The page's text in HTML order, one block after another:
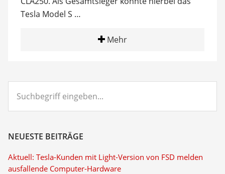
Tesla Model S …
Mehr
eingeben...
NEUESTE BEITRÄGE
Aktuell: Tesla-Kunden mit Light-Version von FSD melden
ausfallende Computer-Hardware